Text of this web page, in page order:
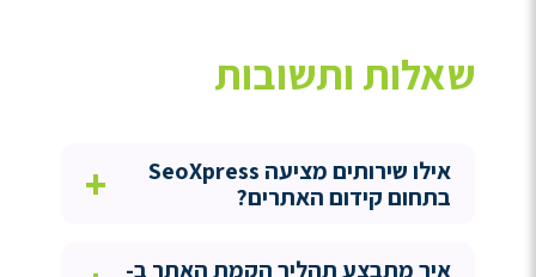
שאלות ותשובות
+
אילו שירותים מציעה SeoXpress
בתחום קידום האתרים?
איך מתבצע תהליך הקמת האתר ב-